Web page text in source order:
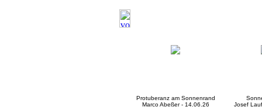
Protuberanz am Sonnenrand
Marco Abeßer - 14.06.26
Josef